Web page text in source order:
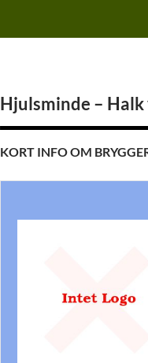
Hjulsminde –
KORT INFO OM